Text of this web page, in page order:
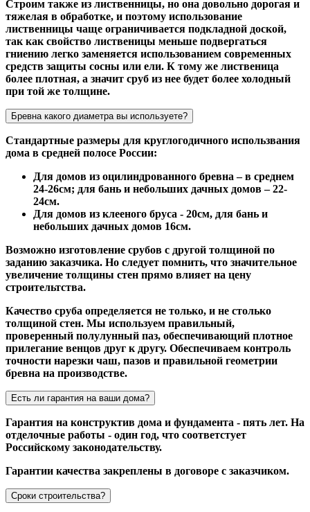
Строим также из лиственницы, но она довольно дорогая и
тяжелая в обработке, и поэтому использование
лиственницы чаще ограничивается подкладной доской,
так как свойство лиственицы меньше подвергаться
гниению легко заменяется использованием современных
средств защиты сосны или ели. К тому же лиственица
более плотная, а значит сруб из нее будет более холодный
при той же толщине.
Бревна какого диаметра вы используете?
Стандартные размеры для круглогодичного использвания
дома в средней полосе России:
Для домов из оцилиндрованного бревна – в среднем
24-26см; для бань и небольших дачных домов – 22-
24см.
Для домов из клееного бруса - 20см, для бань и
небольших дачных домов 16см.
Возможно изготовление срубов с другой толщиной по
заданию заказчика. Но следует помнить, что значительное
увеличение толщины стен прямо влияет на цену
строительтства.
Качество сруба определяется не только, и не столько
толщиной стен. Мы используем правильный,
проверенный полулунный паз, обеспечивающий плотное
прилегание венцов друг к другу. Обеспечиваем контроль
точности нарезки чаш, пазов и правильной геометрии
бревна на производстве.
Есть ли гарантия на ваши дома?
Гарантия на конструктив дома и фундамента - пять лет. На
отделочные работы - один год, что соответстует
Российскому законодательству.
Гарантии качества закреплены в договоре с заказчиком.
Сроки строительства?